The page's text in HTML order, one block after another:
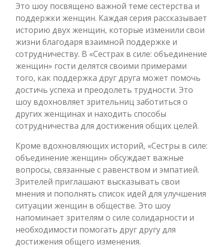
Это шоу посвящено важной теме сестерства и
поддержки женщин. Каждая серия рассказывает
историю двух женщин, которые изменили свои
жизни благодаря взаимной поддержке и
сотрудничеству. В «Сестрах в силе: объединение
женщин» гости делятся своими примерами
того, как поддержка друг друга может помочь
достичь успеха и преодолеть трудности. Это
шоу вдохновляет зрительниц заботиться о
других женщинах и находить способы
сотрудничества для достижения общих целей.
Кроме вдохновляющих историй, «Сестры в силе:
объединение женщин» обсуждает важные
вопросы, связанные с равенством и эмпатией.
Зрителей приглашают высказывать свои
мнения и пополнять список идей для улучшения
ситуации женщин в обществе. Это шоу
напоминает зрителям о силе солидарности и
необходимости помогать друг другу для
достижения общего изменения.